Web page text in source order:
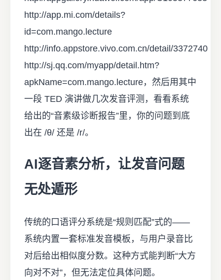
http://app.mi.com/details?
id=com.mango.lecture
http://info.appstore.vivo.com.cn/detail/3372740
http://sj.qq.com/myapp/detail.htm?
apkName=com.mango.lecture，然后用其中
一段 TED 演讲做几次发音评测，看看系统
给出的“音素级诊断报告”里，你的问题到底
出在 /θ/ 还是 /r/。
AI逐音素分析，让发音问题
无处遁形
传统的口语评分系统是“规则匹配”式的——
系统内置一套标准发音模板，与用户录音比
对后给出相似度分数。这种方式能判断“大方
向对不对”，但无法定位具体问题。